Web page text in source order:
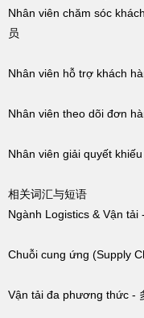
Nhân viên chăm sóc
员
Nhân viên hỗ trợ khách
Nhân viên theo dõi đơn
Nhân viên giải quyết
相关词汇与短语
Ngành Logistics & Vận tải
Chuỗi cung ứng (Supply
Vận tải đa phương thức -